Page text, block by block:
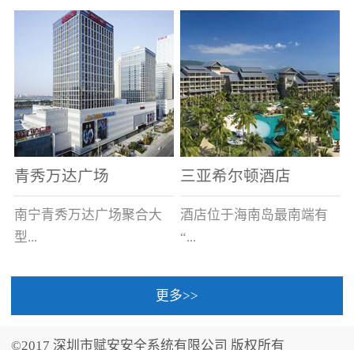
青秀万达广场
南宁青秀万达广场聚合大
型...
三亚希尔顿酒店
酒店位于海南岛最南端有
“...
中国的海岛天堂”之美称的
更多>>
©2017 深圳市赋安安全系统有限公司 版权所有